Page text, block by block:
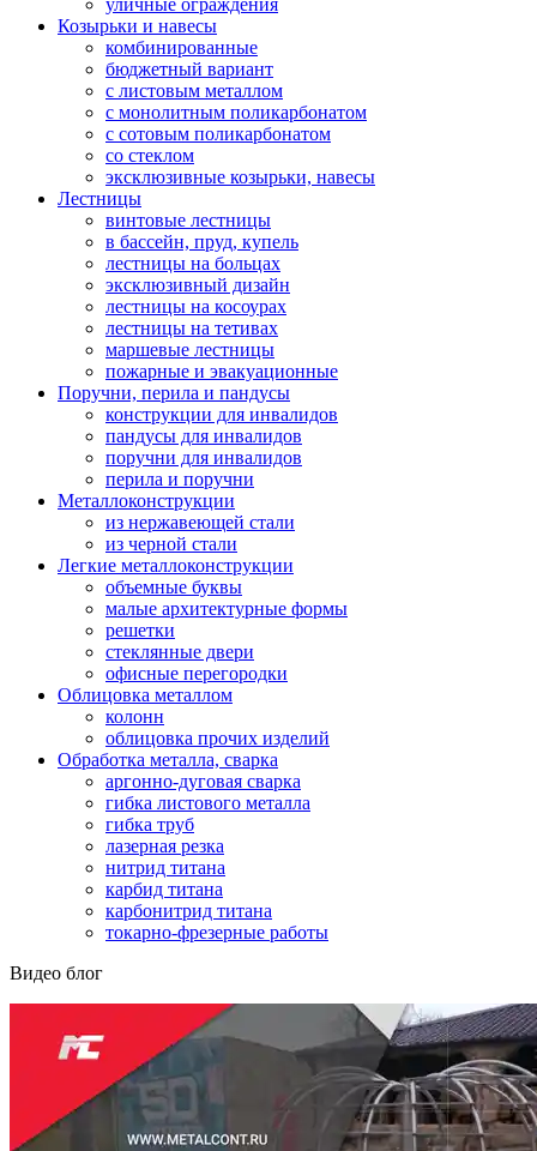
Козырьки и навесы
комбинированные
бюджетный вариант
с листовым металлом
с монолитным поликарбонатом
с сотовым поликарбонатом
со стеклом
эксклюзивные козырьки, навесы
Лестницы
винтовые лестницы
в бассейн, пруд, купель
лестницы на больцах
эксклюзивный дизайн
лестницы на косоурах
лестницы на тетивах
маршевые лестницы
пожарные и эвакуационные
Поручни, перила и пандусы
конструкции для инвалидов
пандусы для инвалидов
поручни для инвалидов
перила и поручни
Металлоконструкции
из нержавеющей стали
из черной стали
Легкие металлоконструкции
объемные буквы
малые архитектурные формы
решетки
стеклянные двери
офисные перегородки
Облицовка металлом
колонн
облицовка прочих изделий
Обработка металла, сварка
аргонно-дуговая сварка
гибка листового металла
гибка труб
лазерная резка
нитрид титана
карбид титана
карбонитрид титана
токарно-фрезерные работы
Видео блог